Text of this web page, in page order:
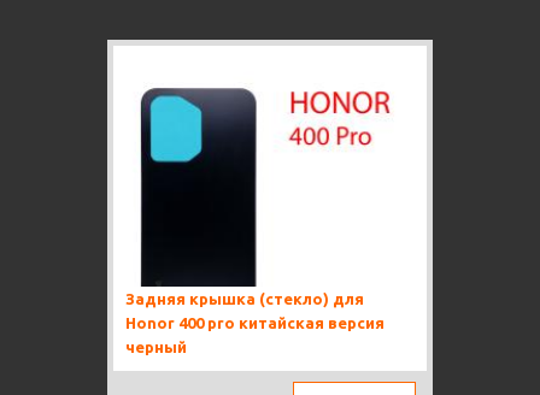
Задняя крышка (стекло) для
Honor 400 pro китайская версия
черный